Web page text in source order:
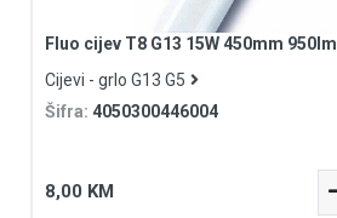
Fluo cijev T8 G13 15W 450mm 950lm
Cijevi - grlo G13 G5
Šifra: 4050300446004
8,00 KM